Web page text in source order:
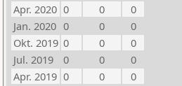
Apr. 2020 0 0
0
Jan. 2020 0 0
0
Okt. 2019 0 0
0
Jul. 2019
0 0
0
Apr. 2019 0 0
0